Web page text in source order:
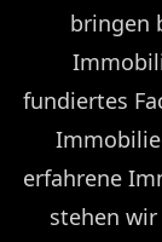
bringen
fundiertes
erfahrene
stehen